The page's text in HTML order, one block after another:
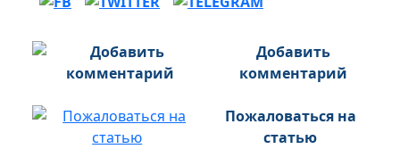
Добавить
комментарий
Пожаловаться на
статью